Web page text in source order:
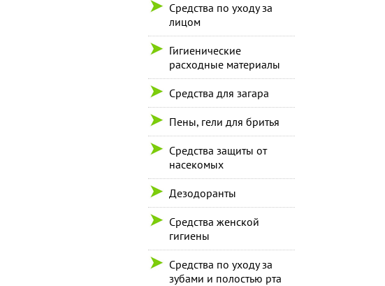
Средства по уходу за
лицом
Гигиенические
расходные материалы
Средства для загара
Пены, гели для бритья
Средства защиты от
насекомых
Дезодоранты
Средства женской
гигиены
Средства по уходу за
зубами и полостью рта